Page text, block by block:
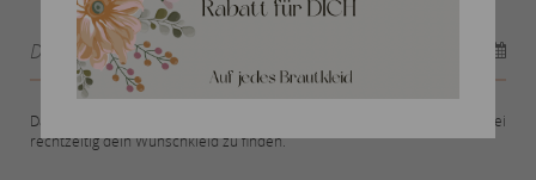
Dein Hochzeitsdatum *
Das Hochzeitsdatum hilft uns bei der Terminvergabe und dir dabei
rechtzeitig dein Wunschkleid zu finden.